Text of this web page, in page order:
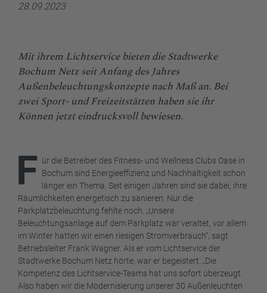
28.09.2023
Mit ihrem Lichtservice bieten die Stadtwerke
Bochum Netz seit Anfang des Jahres
Außenbeleuchtungskonzepte nach Maß an. Bei
zwei Sport- und Freizeitstätten haben sie ihr
Können jetzt eindrucksvoll bewiesen.
F ür die Betreiber des Fitness- und Wellness Clubs Oase in
Bochum sind Energieeffizienz und Nachhaltigkeit schon
länger ein Thema. Seit einigen Jahren sind sie dabei, ihre
Räumlichkeiten energetisch zu sanieren. Nur die
Parkplatzbeleuchtung fehlte noch. „Unsere
Beleuchtungsanlage auf dem Parkplatz war veraltet, vor allem
im Winter hatten wir einen riesigen Stromverbrauch“, sagt
Betriebsleiter Frank Wagner. Als er vom Lichtservice der
Stadtwerke Bochum Netz hörte, war er begeistert. „Die
Kompetenz des Lichtservice-Teams hat uns sofort überzeugt.
Also haben wir die Modernisierung unserer 30 Außenleuchten